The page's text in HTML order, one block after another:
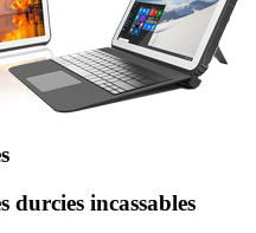
durcies incassables